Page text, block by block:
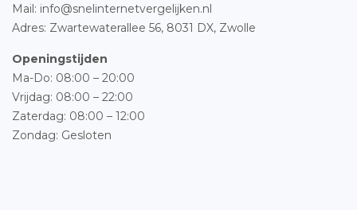
Mail: info@snelinternetvergelijken.nl
Adres: Zwartewaterallee 56, 8031 DX, Zwolle
Openingstijden
Ma-Do: 08:00 – 20:00
Vrijdag: 08:00 – 22:00
Zaterdag: 08:00 – 12:00
Zondag: Gesloten